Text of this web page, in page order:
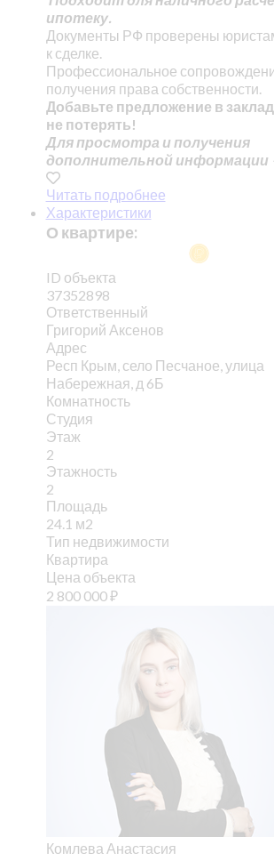
ипотеку.
Документы РФ проверены
к сделке.
Профессиональное
получения права собственности.
Добавьте предложение в
не потерять!
Для просмотра и получения
дополнительной информации
Читать подробнее
Характеристики
О квартире:
ID объекта
37352898
Ответственный
Григорий Аксенов
Адрес
Респ Крым, село Песчаное, улица
Набережная, д 6Б
Комнатность
Студия
Этаж
2
Этажность
2
Площадь
24.1 м2
Тип недвижимости
Квартира
Цена объекта
2 800 000₽
Комлева Анастасия